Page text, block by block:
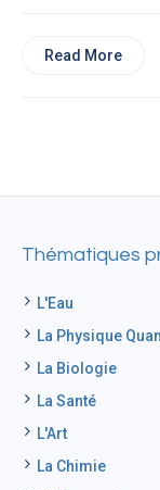
Read More
Thématiques
L'Eau
La Physique
La Biologie
La Santé
L'Art
La Chimie